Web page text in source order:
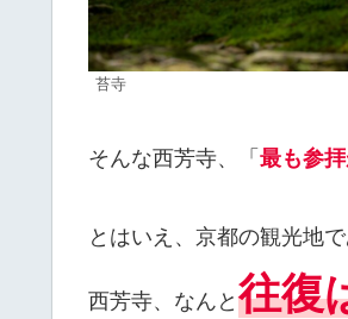
苔寺
そんな西芳寺、「 最も参
とはいえ、京都の観光地
西芳寺、なんと往復